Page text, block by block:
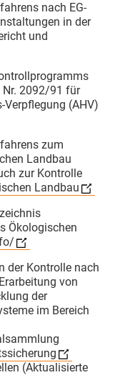
für
mbH
🌾
direkt in
in die
nach EG-
in der
und
Nr. 2092/91 für
Verpflegung (AHV)
zum
Landbau
zur Kontrolle
Landbau
Ökologischen
der Kontrolle nach
von
der
im Bereich
(Aktualisierte